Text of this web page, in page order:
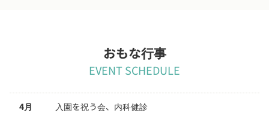
おもな行事
EVENT SCHEDULE
4月 入園を祝う会、内科健診